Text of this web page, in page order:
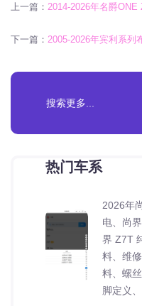
上一篇： 2014-2026年名爵
下一篇： 2005-2026年宾利系列
热门车系
2026年
电、尚
界 Z7T
料、维
料、螺
脚定义